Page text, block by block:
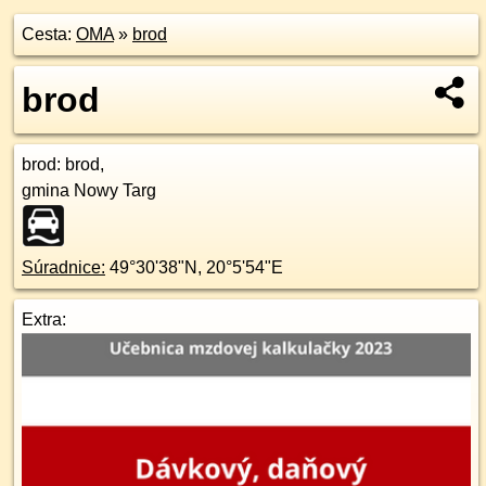
Cesta: OMA» brod
brod
brod: brod,
gmina Nowy Targ
Súradnice: 49°30'38"N , 20°5'54"E
Extra: